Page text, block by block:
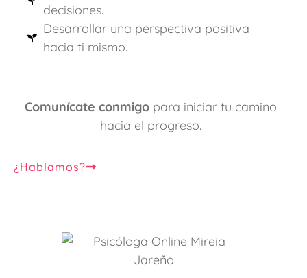
decisiones.
Desarrollar una perspectiva positiva
hacia ti mismo.
Comunícate conmigo para iniciar tu camino
hacia el progreso.
¿Hablamos?